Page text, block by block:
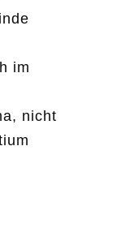
im
nicht